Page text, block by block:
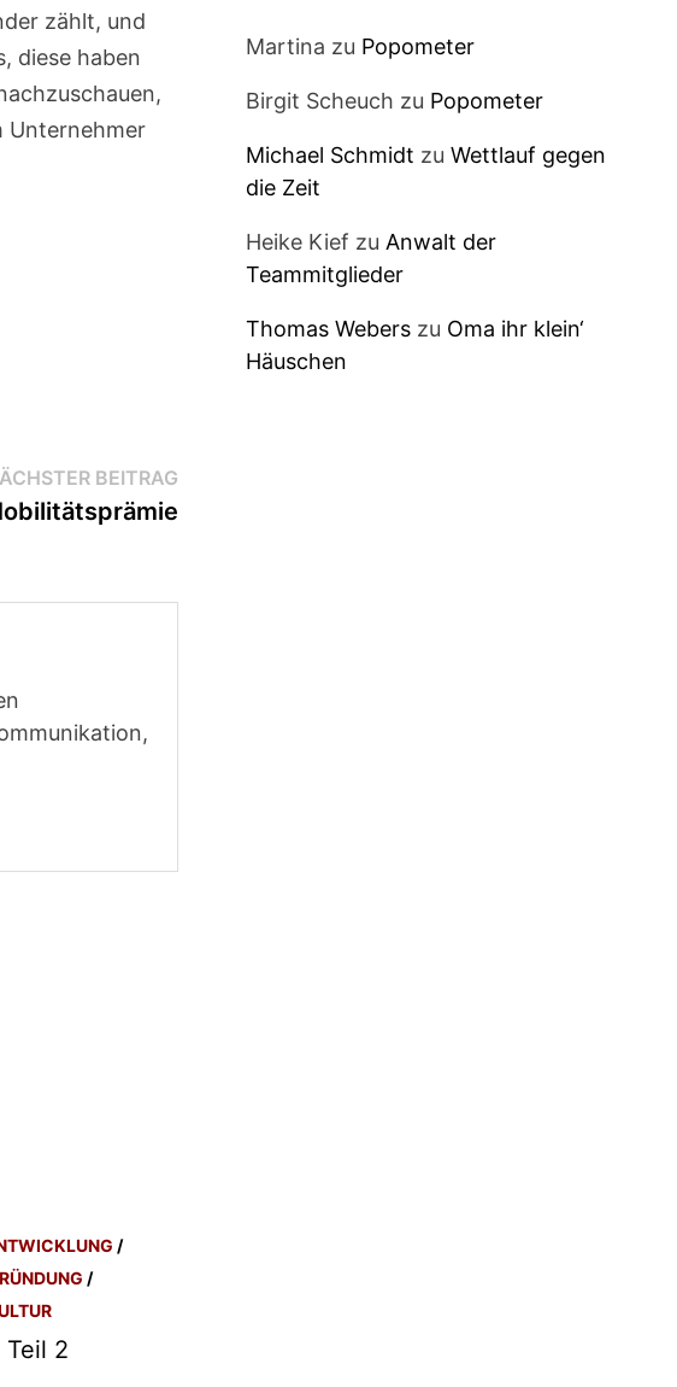
zählt, und
diese haben
Unternehmer
BEITRAGNächster
Beitrag:
/
/
Teil 2
Martina zu Popometer
Birgit Scheuch zu Popometer
Michael Schmidt zu Wettlauf gegen
die Zeit
Heike Kief zu Anwalt der
Teammitglieder
Thomas Weberszu Oma ihr klein‘
Häuschen